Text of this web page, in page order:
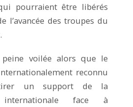
pourraient être libérés
l’avancée des troupes du
voilée alors que le
reconnu
un support de la
internationale face à